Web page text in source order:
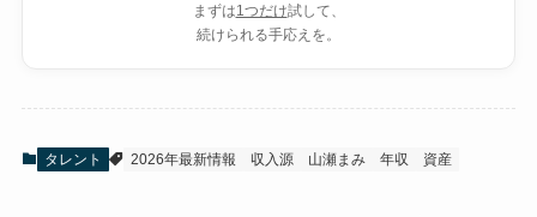
まずは1つだけ試して、
続けられる手応えを。
タレント 2026年最新情報 収入源 山瀬まみ 年収 資産